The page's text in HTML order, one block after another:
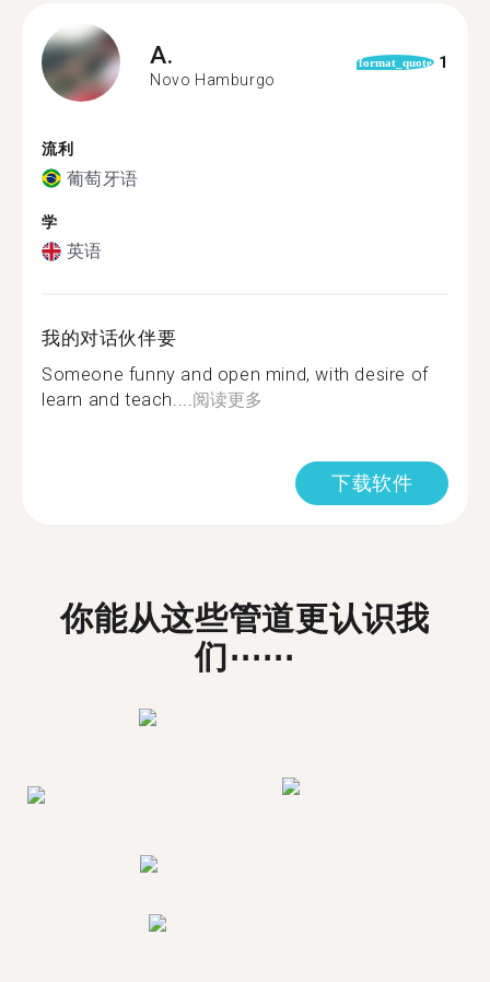
A.
Novo Hamburgo
format_quote 1
流利
葡萄牙语
学
英语
我的对话伙伴要
Someone funny and open mind, with desire of
learn and teach....阅读更多
下载软件
你能从这些管道更认识我
们⋯⋯